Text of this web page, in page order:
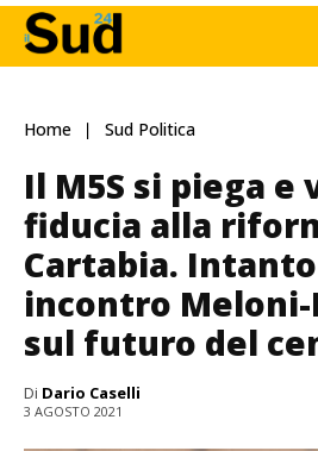
Home Sud Politica
Il M5S si piega e
fiducia alla
Cartabia.
incontro
sul futuro del
Di Dario Caselli
3 AGOSTO 2021